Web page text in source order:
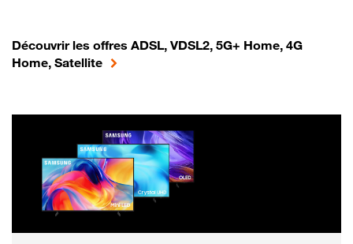
Découvrir les offres ADSL, VDSL2, 5G+ Home, 4G
Home, Satellite